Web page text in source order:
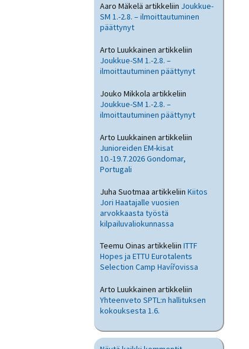
Aaro Mäkelä artikkeliin Joukkue-
SM 1.-2.8. – ilmoittautuminen
päättynyt
Arto Luukkainen artikkeliin
Joukkue-SM 1.-2.8. –
ilmoittautuminen päättynyt
Jouko Mikkola artikkeliin
Joukkue-SM 1.-2.8. –
ilmoittautuminen päättynyt
Arto Luukkainen artikkeliin
Junioreiden EM-kisat
10.-19.7.2026 Gondomar,
Portugali
Juha Suotmaa artikkeliin Kiitos
Jori Haatajalle vuosien
arvokkaasta työstä
kilpailuvaliokunnassa
Teemu Oinas artikkeliin ITTF
Hopes ja ETTU Eurotalents
Selection Camp Havířovissa
Arto Luukkainen artikkeliin
Yhteenveto SPTL:n hallituksen
kokouksesta 1.6.